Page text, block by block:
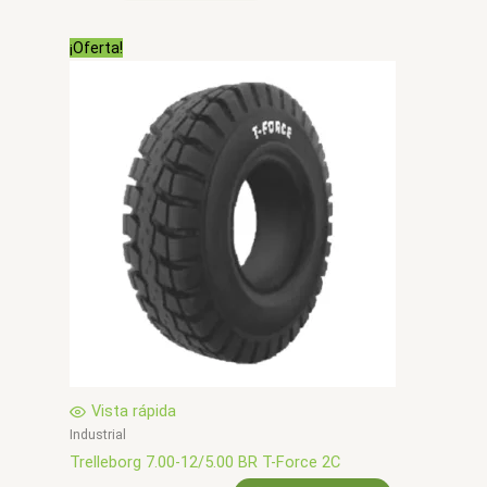
era:
$0.
es:
$0.
¡Oferta!
Vista rápida
Industrial
Trelleborg 7.00-12/5.00 BR T-Force 2C